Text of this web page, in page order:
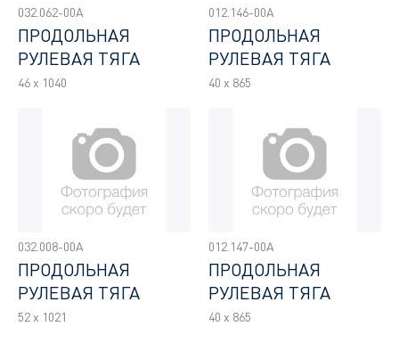
032.062-00A
ПРОДОЛЬНАЯ
РУЛЕВАЯ ТЯГА
46 x 1040
012.146-00A
ПРОДОЛЬНАЯ
РУЛЕВАЯ ТЯГА
40 x 865
032.008-00A
ПРОДОЛЬНАЯ
РУЛЕВАЯ ТЯГА
52 x 1021
012.147-00A
ПРОДОЛЬНАЯ
РУЛЕВАЯ ТЯГА
40 x 865